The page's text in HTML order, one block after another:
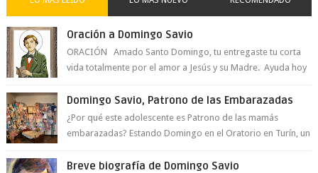
Oración a Domingo Savio
ORACIÓN Amado Santo Domingo, tu entregaste tu corta
vida totalmente por el amor a Jesús y su Madre. Ayuda hoy
Domingo Savio, Patrono de las Embarazadas
¿Por qué este adolescente es Patrono de las mamás
embarazadas? Estando Domingo en el Oratorio en Turín, un
Breve biografía de Domingo Savio